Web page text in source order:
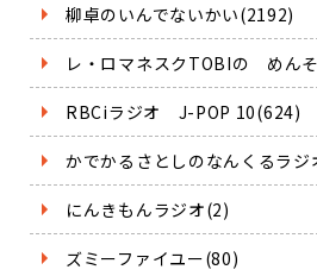
柳卓のいんでないかい(2192)
レ・ロマネスクTOBIの めん
RBCiラジオ J-POP 10(624)
かでかるさとしのなんくるラジ
にんきもんラジオ(2)
ズミーファイユー(80)